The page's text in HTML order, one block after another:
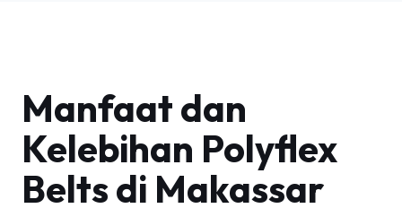
Manfaat dan
Kelebihan Polyflex
Belts di Makassar